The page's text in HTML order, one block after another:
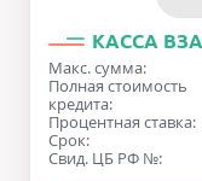
КАССА
Макс. сумма:
Полная стоимость
кредита:
Процентная ставка:
Срок:
Свид. ЦБ РФ №: